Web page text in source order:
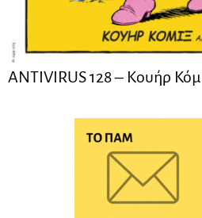
ANTIVIRUS 128 – Kουήρ